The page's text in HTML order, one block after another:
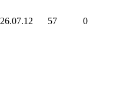
26.07.12 57 0